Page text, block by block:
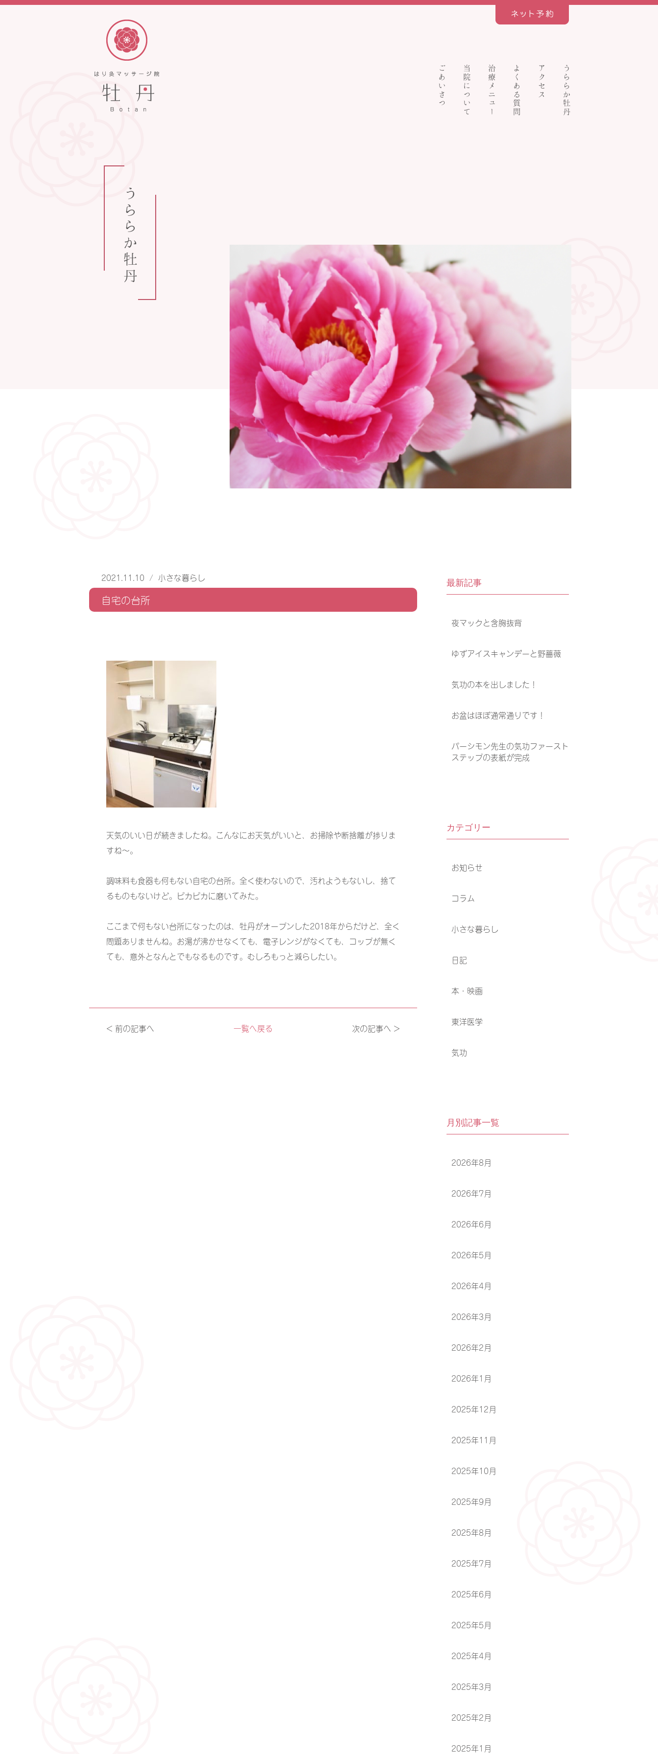
ごあいさつ 当院について 治療メニュー よくある質問 アクセス うららか牡丹
うららか牡丹
2021.11.10 / 小さな暮らし
自宅の台所
天気のいい日が続きましたね。こんなにお天気がいいと、お掃除や断捨離が捗りま
すね〜。
調味料も食器も何もない自宅の台所。全く使わないので、汚れようもないし、捨て
るものもないけど。ピカピカに磨いてみた。
ここまで何もない台所になったのは、牡丹がオープンした2018年からだけど、全く
問題ありませんね。お湯が沸かせなくても、電子レンジがなくても、コップが無く
ても、意外となんとでもなるものです。むしろもっと減らしたい。
< 前の記事へ 一覧へ戻る 次の記事へ >
最新記事
夜マックと含胸抜背
ゆずアイスキャンデーと野薔薇
気功の本を出しました！
お盆はほぼ通常通りです！
パーシモン先生の気功ファースト
ステップの表紙が完成
カテゴリー
お知らせ
コラム
小さな暮らし
日記
本・映画
東洋医学
気功
月別記事一覧
2026年8月
2026年7月
2026年6月
2026年5月
2026年4月
2026年3月
2026年2月
2026年1月
2025年12月
2025年11月
2025年10月
2025年9月
2025年8月
2025年7月
2025年6月
2025年5月
2025年4月
2025年3月
2025年2月
2025年1月